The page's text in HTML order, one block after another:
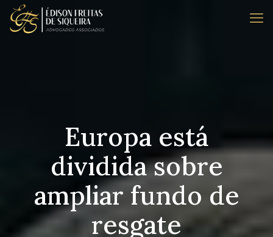
Europa está
dividida sobre
ampliar fundo de
resgate